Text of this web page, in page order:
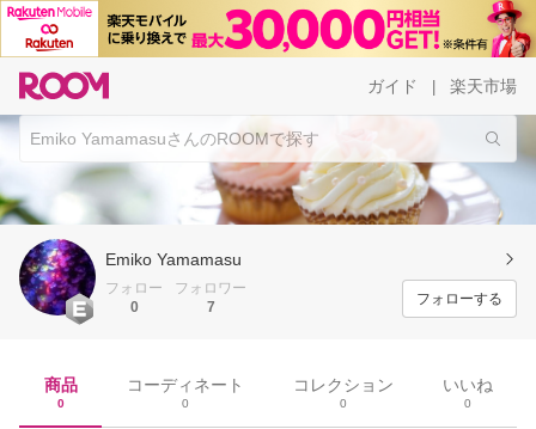
ガイド 楽天市場
Emiko Yamamasu
フォロー
0
フォロワー
7
フォローする
商品
0
コーディネート
0
コレクション
0
いいね
0